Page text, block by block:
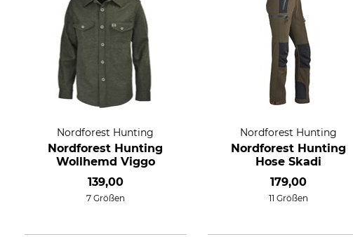
Nordforest Hunting
Nordforest Hunting
Wollhemd Viggo
139,00
7 Größen
Nordforest Hunting
Nordforest Hunting
Hose Skadi
179,00
11 Größen